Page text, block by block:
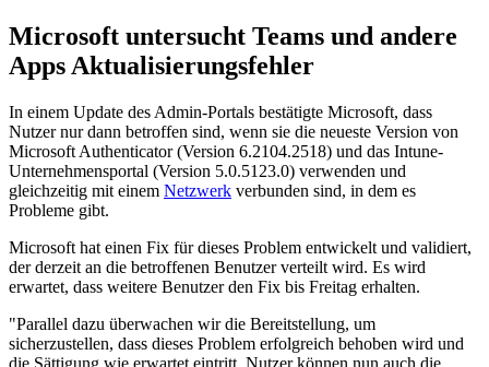
Microsoft untersucht Teams und andere
Apps Aktualisierungsfehler
In einem Update des Admin-Portals bestätigte Microsoft, dass
Nutzer nur dann betroffen sind, wenn sie die neueste Version von
Microsoft Authenticator (Version 6.2104.2518) und das Intune-
Unternehmensportal (Version 5.0.5123.0) verwenden und
gleichzeitig mit einem Netzwerk verbunden sind, in dem es
Probleme gibt.
Microsoft hat einen Fix für dieses Problem entwickelt und validiert,
der derzeit an die betroffenen Benutzer verteilt wird. Es wird
erwartet, dass weitere Benutzer den Fix bis Freitag erhalten.
"Parallel dazu überwachen wir die Bereitstellung, um
sicherzustellen, dass dieses Problem erfolgreich behoben wird und
die Sättigung wie erwartet eintritt. Nutzer können nun auch die